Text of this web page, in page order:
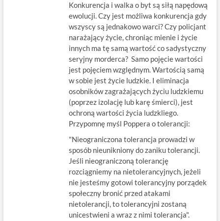
Konkurencja i walka o byt są siłą napędową
ewolucji. Czy jest możliwa konkurencja gdy
wszyscy są jednakowo warci? Czy policjant
narażający życie, chroniąc mienie i życie
innych ma tę samą wartość co sadystyczny
seryjny morderca? Samo pojęcie wartości
jest pojęciem względnym. Wartością samą
w sobie jest życie ludzkie. I eliminacja
osobników zagrażających życiu ludzkiemu
(poprzez izolację lub karę śmierci), jest
ochroną wartości życia ludzkliego.
Przypomnę myśl Poppera o tolerancji:
"Nieograniczona tolerancja prowadzi w
sposób nieunikniony do zaniku tolerancji.
Jeśli nieograniczoną tolerancję
rozciągniemy na nietolerancyjnych, jeżeli
nie jesteśmy gotowi tolerancyjny porządek
społeczny bronić przed atakami
nietolerancji, to tolerancyjni zostaną
unicestwieni a wraz z nimi tolerancja".